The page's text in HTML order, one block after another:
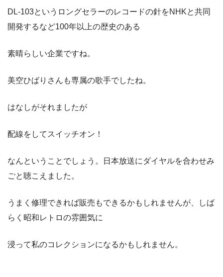
DL-103というロングセラーのレコードの針をNHKと共同
開発するなど100年以上の歴史のある
素晴らしい企業ですね。
美空ひばりさんも専属の歌手でしたね。
はなしがそれましたが
配線をしてスイッチオン！
なんということでしょう。日本放送にダイヤルを合わせみ
ごと聴こえました。
うまく修理できれば販売もできるかもしれませんが、しば
らく昭和レトロの雰囲気に
浸って私のコレクションになるかもしれません。